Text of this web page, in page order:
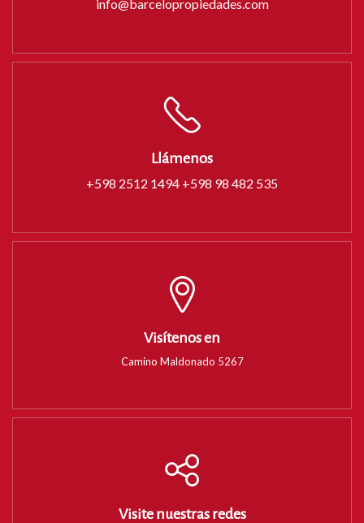
info@barcelopropiedades.com
Llámenos
+598 2512 1494 +598 98 482 535
Visítenos en
Camino Maldonado 5267
Visite nuestras redes